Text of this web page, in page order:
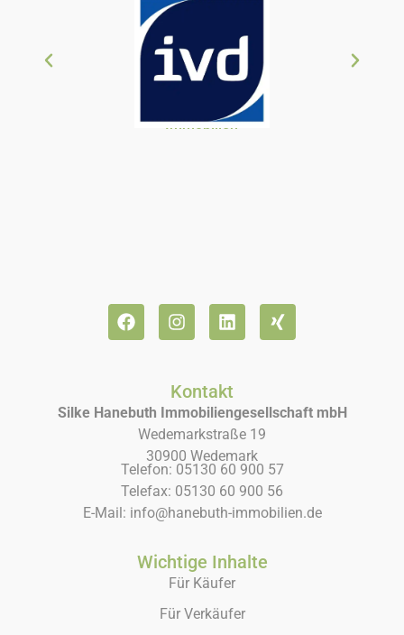
Kontakt
Silke Hanebuth Immobiliengesellschaft mbH
Wedemarkstraße 19
30900 Wedemark
Telefon: 05130 60 900 57
Telefax: 05130 60 900 56
E-Mail: info@hanebuth-immobilien.de
Wichtige Inhalte
Für Käufer
Für Verkäufer